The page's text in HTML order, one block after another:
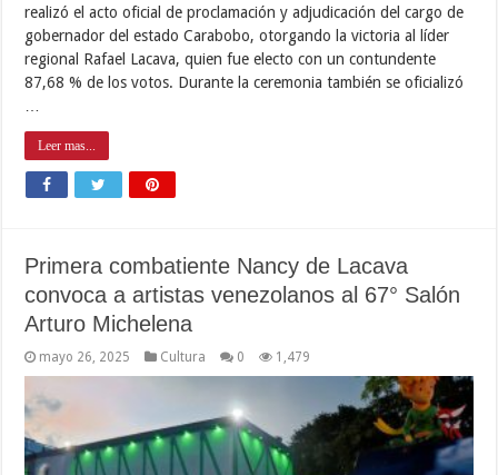
realizó el acto oficial de proclamación y adjudicación del cargo de
gobernador del estado Carabobo, otorgando la victoria al líder
regional Rafael Lacava, quien fue electo con un contundente
87,68 % de los votos. Durante la ceremonia también se oficializó
…
Leer mas...
Primera combatiente Nancy de Lacava
convoca a artistas venezolanos al 67° Salón
Arturo Michelena
mayo 26, 2025 Cultura 0 1,479